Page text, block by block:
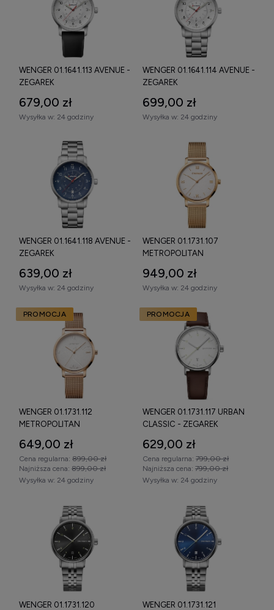
Swiss Made , porównaj parametry techniczne i wybierz model
najlepiej dopasowany do swoich oczekiwań.
WENGER 01.1641.113 AVENUE -
ZEGAREK
679,00 zł
Wysyłka w: 24 godziny
WENGER 01.1641.114 AVENUE -
ZEGAREK
699,00 zł
Wysyłka w: 24 godziny
WENGER 01.1641.118 AVENUE -
ZEGAREK
639,00 zł
Wysyłka w: 24 godziny
WENGER 01.1731.107
METROPOLITAN
ZEGAREK
949,00 zł
Wysyłka w: 24 godziny
WENGER 01.1731.112
METROPOLITAN
ZEGAREK
649,00 zł
Cena regularna: 899,00 zł
Najniższa cena: 899,00 zł
Wysyłka w: 24 godziny
PROMOCJA
WENGER 01.1731.117 URBAN
CLASSIC - ZEGAREK
629,00 zł
Cena regularna: 799,00 zł
Najniższa cena: 799,00 zł
Wysyłka w: 24 godziny
PROMOCJA
WENGER 01.1731.120
WENGER 01.1731.121